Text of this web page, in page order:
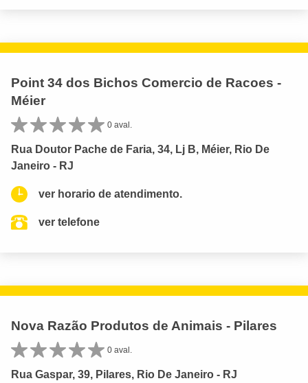
Point 34 dos Bichos Comercio de Racoes -
Méier
0 aval.
Rua Doutor Pache de Faria, 34, Lj B, Méier, Rio De
Janeiro - RJ
ver horario de atendimento.
ver telefone
Nova Razão Produtos de Animais - Pilares
0 aval.
Rua Gaspar, 39, Pilares, Rio De Janeiro - RJ